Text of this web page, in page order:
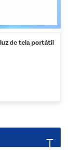
de tela portátil